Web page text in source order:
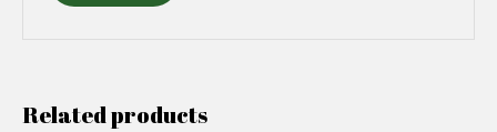
Related products